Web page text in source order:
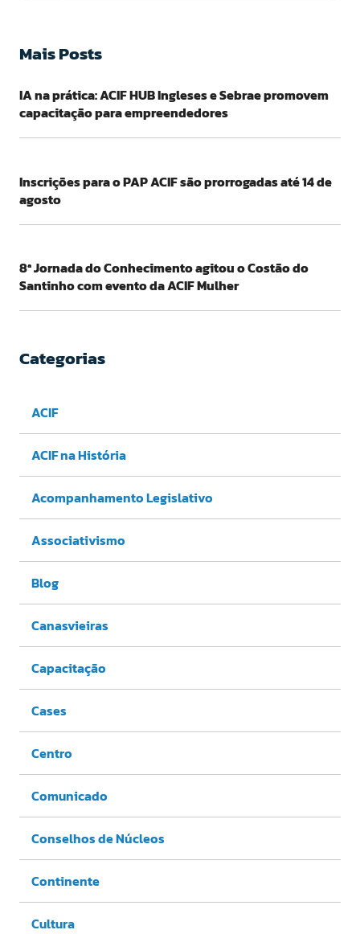
Mais Posts
IA na prática: ACIF HUB Ingleses e Sebrae promovem
capacitação para empreendedores
Inscrições para o PAP ACIF são prorrogadas até 14 de
agosto
8ª Jornada do Conhecimento agitou o Costão do
Santinho com evento da ACIF Mulher
Categorias
ACIF
ACIF na História
Acompanhamento Legislativo
Associativismo
Blog
Canasvieiras
Capacitação
Cases
Centro
Comunicado
Conselhos de Núcleos
Continente
Cultura